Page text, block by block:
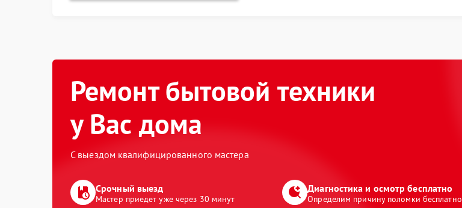
Ремонт бытовой техники
у Вас дома
С выездом квалифицированного мастера
Срочный выезд
Мастер приедет уже через 30 минут
Диагностика и осмотр бесплатно
Определим причину поломки бесплатно